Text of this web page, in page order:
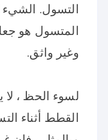
التسول.
المتسول هو
وغير واثق.
لسوء الحظ ، لا
القطط أثناء